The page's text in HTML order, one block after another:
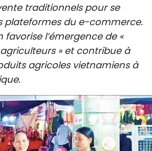
TOURISME
ENVIRONNEMENT
SPORT
PAYS NATAL
INTERNATIONAL
traditionnels pour se
plateformes du e-commerce.
l’émergence de «
» et contribue à
agricoles vietnamiens à